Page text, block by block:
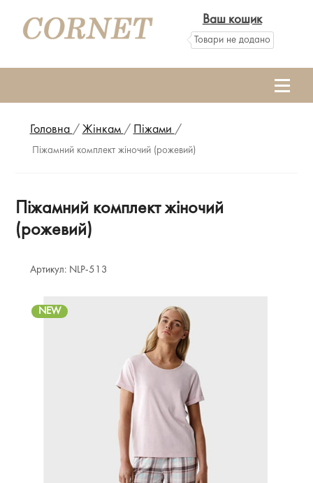
Ваш кошик
Товари не додано
Головна / Жінкам / Піжами /
Піжамний комплект жіночий (рожевий)
Піжамний комплект жіночий
(рожевий)
Артикул: NLP-513
NEW